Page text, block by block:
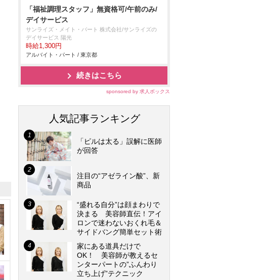
「福祉調理スタッフ」無資格可/午前のみ/
デイサービス
サンライズ・メイト・バート 株式会社/サンライズの
デイサービス 陽光
時給1,300円
アルバイト・パート / 東京都
続きはこちら
sponsored by 求人ボックス
人気記事ランキング
「ピルは太る」誤解に医師
が回答
注目の“アゼライン酸”、新
商品
“盛れる自分”は顔まわりで
決まる 美容師直伝！アイ
ロンで迷わないおくれ毛＆
サイドバング簡単セット術
家にある道具だけで
OK！ 美容師が教えるセ
ンターパートの”ふんわり
立ち上げ”テクニック